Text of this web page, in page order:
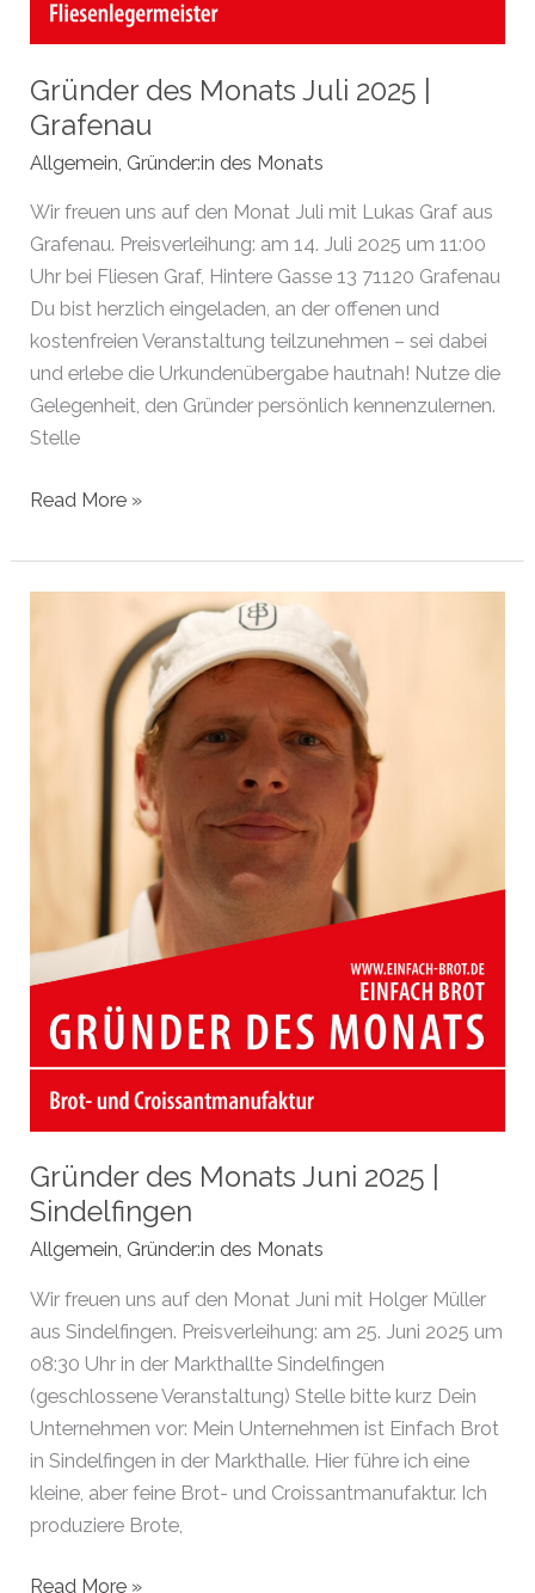
Gründer des Monats Juli 2025 |
Grafenau
Allgemein Gründer:in des Monats
Wir freuen uns auf den Monat Juli mit Lukas Graf aus
Grafenau. Preisverleihung: am 14. Juli 2025 um 11:00
Uhr bei Fliesen Graf, Hintere Gasse 13 71120 Grafenau
Du bist herzlich eingeladen, an der offenen und
kostenfreien Veranstaltung teilzunehmen – sei dabei
und erlebe die Urkundenübergabe hautnah! Nutze die
Gelegenheit, den Gründer persönlich kennenzulernen.
Stelle
Gründer
Monats
Juli
Grafenau
Read More »
Gründer des Monats Juni 2025 |
Sindelfingen
Allgemein, Gründer:in des Monats
Wir freuen uns auf den Monat Juni mit Holger Müller
aus Sindelfingen. Preisverleihung: am 25. Juni 2025 um
08:30 Uhr in der Markthallte Sindelfingen
(geschlossene Veranstaltung) Stelle bitte kurz Dein
Unternehmen vor: Mein Unternehmen ist Einfach Brot
in Sindelfingen in der Markthalle. Hier führe ich eine
kleine, aber feine Brot- und Croissantmanufaktur. Ich
produziere Brote,
Gründer
Read More »